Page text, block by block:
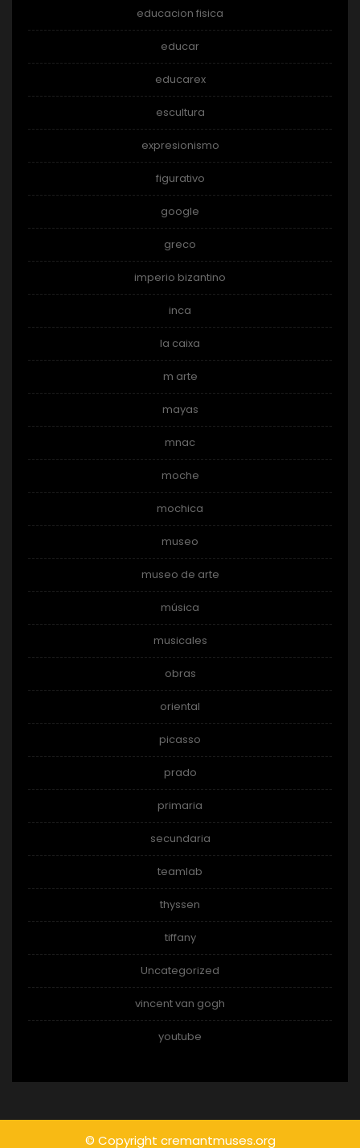
educacion fisica
educar
educarex
escultura
expresionismo
figurativo
google
greco
imperio bizantino
inca
la caixa
m arte
mayas
mnac
moche
mochica
museo
museo de arte
música
musicales
obras
oriental
picasso
prado
primaria
secundaria
teamlab
thyssen
tiffany
Uncategorized
vincent van gogh
youtube
© Copyright cremantmuses.org